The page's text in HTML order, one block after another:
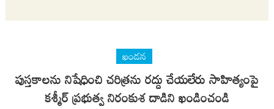
ఖండన
పుస్తకాలను నిషేధించి చరిత్రను రద్దు చేయలేరు సాహిత్యంపై
కశ్మీర్‌ ప్రభుత్వ నిరంకుశ దాడిని ఖండించండి